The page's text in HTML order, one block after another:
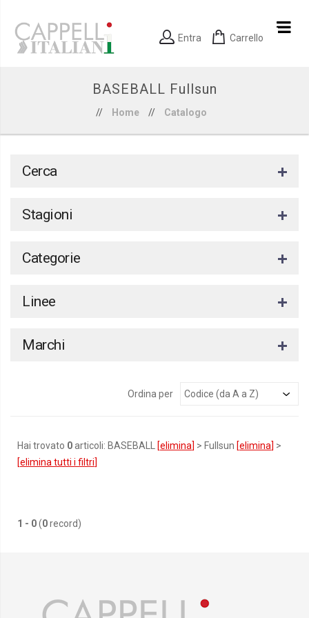
Entra Carrello
BASEBALL Fullsun
// Home // Catalogo
Cerca
Stagioni
Categorie
Linee
Marchi
Ordina per
Hai trovato 0articoli: BASEBALL [elimina] > Fullsun [elimina] >
[elimina tutti i filtri]
1 - 0(0record)